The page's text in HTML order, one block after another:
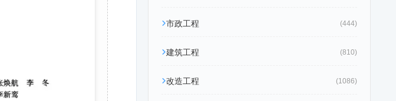
市政工程 (444)
建筑工程 (810)
改造工程 (1086)